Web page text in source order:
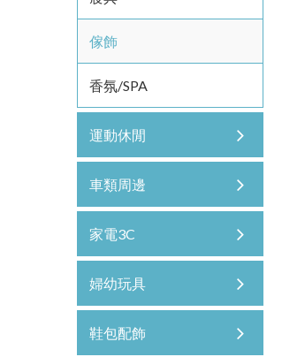
傢飾
香氛/SPA
運動休閒
車類周邊
家電3C
婦幼玩具
鞋包配飾